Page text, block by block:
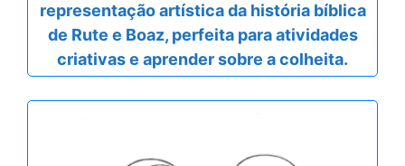
representação artística da história bíblica
de Rute e Boaz, perfeita para atividades
criativas e aprender sobre a colheita.